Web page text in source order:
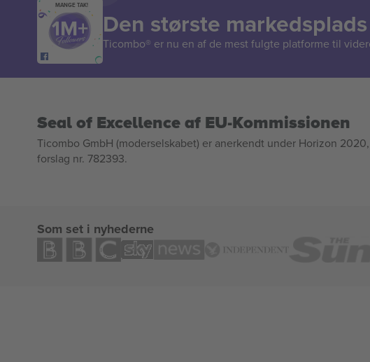
MANGE TAK!
Den største
Ticombo® er nu en af de mest fulgte platforme til
Seal of Excellence af EU-Kommissionen
Ticombo GmbH (moderselskabet) er anerkendt under Horizon
forslag nr. 782393.
Som set i nyhederne